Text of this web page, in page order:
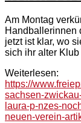
Am Montag
Handballerinnen
jetzt ist klar, wo
sich ihr alter
Weiterlesen:
https://
sachsen-
laura-p-nzes-
neuen-verein-